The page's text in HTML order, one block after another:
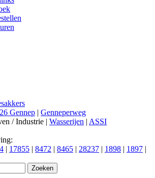
Gennep | Genneperweg
/ Industrie | Wasserijen | ASSI
| 17855 | 8472 | 8465 | 28237 | 1898 | 1897 |